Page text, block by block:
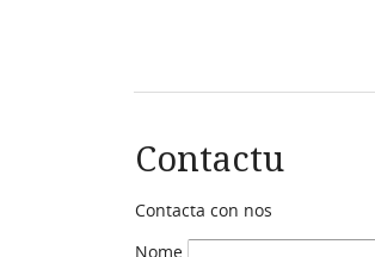
Contactu
Contacta con nos
Nome